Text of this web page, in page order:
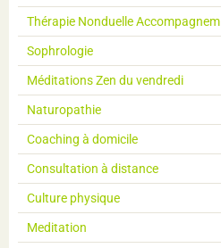
Thérapie Nonduelle Accompagnem
Sophrologie
Méditations Zen du vendredi
Naturopathie
Coaching à domicile
Consultation à distance
Culture physique
Meditation